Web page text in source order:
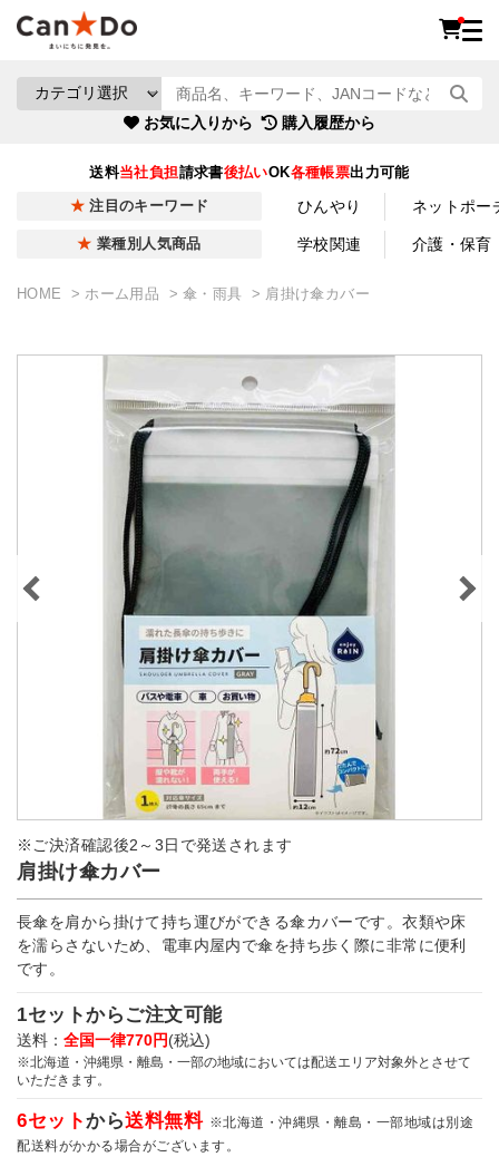
お気に入りから 購入履歴から
送料当社負担請求書後払いOK各種帳票出力可能
注目のキーワード ひんやり ネットポー
業種別人気商品 学校関連 介護・保育
HOME ホーム用品 傘・雨具 肩掛け傘カバー
※ご決済確認後2～3日で発送されます
肩掛け傘カバー
長傘を肩から掛けて持ち運びができる傘カバーです。衣類や床
を濡らさないため、電車内屋内で傘を持ち歩く際に非常に便利
です。
1セットからご注文可能
送料： 全国一律770円(税込)
※北海道・沖縄県・離島・一部の地域においては配送エリア対象外とさせて
いただきます。
6セットから送料無料 ※北海道・沖縄県・離島・一部地域は別途
配送料がかかる場合がございます。